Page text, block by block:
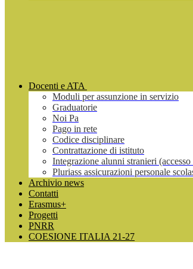
Docenti e ATA
Moduli per assunzione in servizio
Graduatorie
Noi Pa
Pago in rete
Codice disciplinare
Contrattazione di istituto
Integrazione alunni stranieri
Pluriass assicurazioni personale
Archivio news
Contatti
Erasmus+
Progetti
PNRR
COESIONE ITALIA 21-27